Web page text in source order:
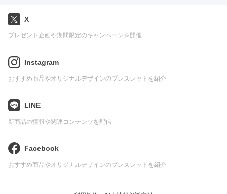
X
プレゼント企画や期間限定のキャンペーンを開催
Instagram
おすすめ商品やオリジナルデザインのブレスレットを紹介
LINE
新商品の情報や関連コンテンツを配信
Facebook
おすすめ商品やオリジナルデザインのブレスレットを紹介